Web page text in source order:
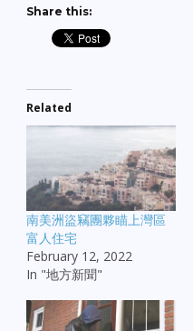
Share this:
Related
南美洲盜竊團夥瞄上灣區
富人住宅
February 12, 2022
In "地方新聞"